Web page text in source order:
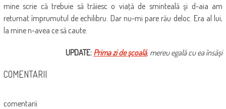
mine scrie că trebuie să trăiesc o viaţă de sminteală şi d-aia am
returnat împrumutul de echilibru. Dar nu-mi pare rău deloc. Era al lui,
la mine n-avea ce să caute.
UPDATE: Prima zi de şcoală, mereu egală cu ea însăşi
COMENTARII
comentarii